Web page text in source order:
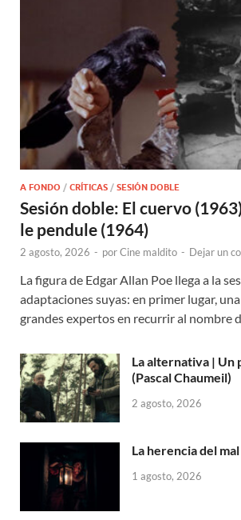
A FONDO / CRÍTICAS / SESIÓN DOBLE
Sesión doble: El cuervo
le pendule (1964)
2 agosto, 2026 - porCine maldito - Dejar un
La figura de Edgar Allan Poe llega a la
adaptaciones suyas: en primer lugar,
grandes expertos en recurrir al nombre
La alternativa | Un
(Pascal Chaumeil)
2 agosto, 2026
La herencia del
1 agosto, 2026